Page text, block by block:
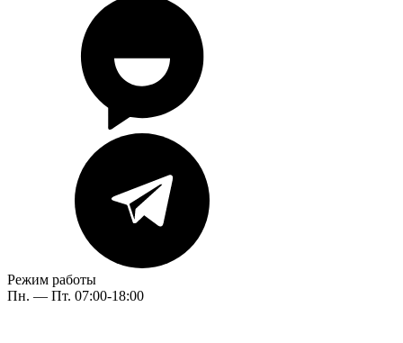
Режим работы
Пн. — Пт. 07:00-18:00